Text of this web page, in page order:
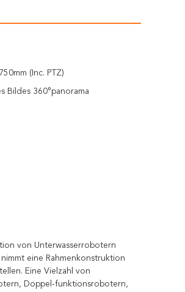
(Inc. PTZ)
Bildes 360°panorama
von Unterwasserrobotern
eine Rahmenkonstruktion
Eine Vielzahl von
Doppel-funktionsrobotern,